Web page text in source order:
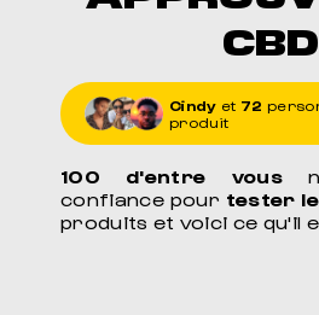
CBD
Cindy et 72
produit
100 d'entre vous
confiance pour tester
produits et voici ce qu'il